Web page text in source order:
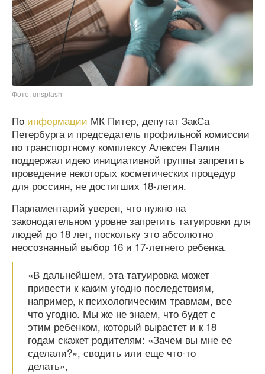
Фото: unsplash
По информации МК Питер, депутат ЗакСа
Петербурга и председатель профильной комиссии
по транспортному комплексу Алексея Палин
поддержал идею инициативной группы запретить
проведение некоторых косметических процедур
для россиян, не достигших 18-летия.
Парламентарий уверен, что нужно на
законодательном уровне запретить татуировки для
людей до 18 лет, поскольку это абсолютно
неосознанный выбор 16 и 17-летнего ребенка.
«В дальнейшем, эта татуировка может
привести к каким угодно последствиям,
например, к психологическим травмам, все
что угодно. Мы же не знаем, что будет с
этим ребенком, который вырастет и к 18
годам скажет родителям: «Зачем вы мне ее
сделали?», сводить или еще что-то
делать»,